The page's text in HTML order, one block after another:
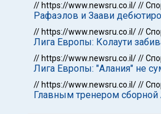
// https://www.newsru.co.il///
Рафаэлов и Заави
// https://www.newsru.co.il///
Лига Европы: Колаути
// https://www.newsru.co.il///
Лига Европы: "Алания" не
// https://www.newsru.co.il///
Главным тренером